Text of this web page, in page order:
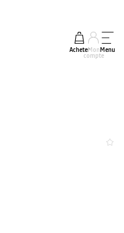
AcheterMon
compte
Menu